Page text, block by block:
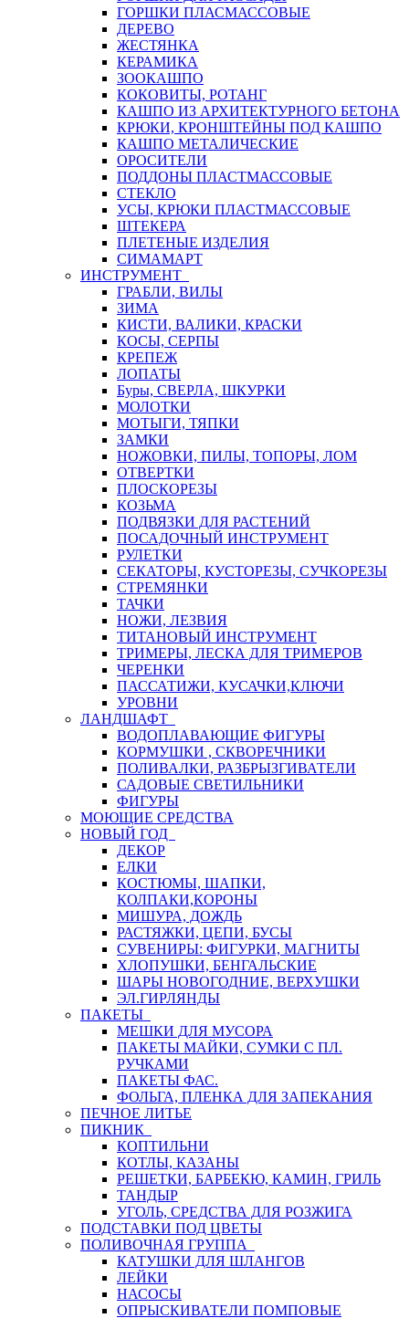
ГОРШКИ ПЛАСМАССОВЫЕ
ДЕРЕВО
ЖЕСТЯНКА
КЕРАМИКА
ЗООКАШПО
КОКОВИТЫ, РОТАНГ
КАШПО ИЗ АРХИТЕКТУРНОГО БЕТОНА
КРЮКИ, КРОНШТЕЙНЫ ПОД КАШПО
КАШПО МЕТАЛИЧЕСКИЕ
ОРОСИТЕЛИ
ПОДДОНЫ ПЛАСТМАССОВЫЕ
СТЕКЛО
УСЫ, КРЮКИ ПЛАСТМАССОВЫЕ
ШТЕКЕРА
ПЛЕТЕНЫЕ ИЗДЕЛИЯ
СИМАМАРТ
ИНСТРУМЕНТ
ГРАБЛИ, ВИЛЫ
ЗИМА
КИСТИ, ВАЛИКИ, КРАСКИ
КОСЫ, СЕРПЫ
КРЕПЕЖ
ЛОПАТЫ
Буры, СВЕРЛА, ШКУРКИ
МОЛОТКИ
МОТЫГИ, ТЯПКИ
ЗАМКИ
НОЖОВКИ, ПИЛЫ, ТОПОРЫ, ЛОМ
ОТВЕРТКИ
ПЛОСКОРЕЗЫ
КОЗЬМА
ПОДВЯЗКИ ДЛЯ РАСТЕНИЙ
ПОСАДОЧНЫЙ ИНСТРУМЕНТ
РУЛЕТКИ
СЕКАТОРЫ, КУСТОРЕЗЫ, СУЧКОРЕЗЫ
СТРЕМЯНКИ
ТАЧКИ
НОЖИ, ЛЕЗВИЯ
ТИТАНОВЫЙ ИНСТРУМЕНТ
ТРИМЕРЫ, ЛЕСКА ДЛЯ ТРИМЕРОВ
ЧЕРЕНКИ
ПАССАТИЖИ, КУСАЧКИ,КЛЮЧИ
УРОВНИ
ЛАНДШАФТ
ВОДОПЛАВАЮЩИЕ ФИГУРЫ
КОРМУШКИ , СКВОРЕЧНИКИ
ПОЛИВАЛКИ, РАЗБРЫЗГИВАТЕЛИ
САДОВЫЕ СВЕТИЛЬНИКИ
ФИГУРЫ
МОЮЩИЕ СРЕДСТВА
НОВЫЙ ГОД
ДЕКОР
ЕЛКИ
КОСТЮМЫ, ШАПКИ,
КОЛПАКИ,КОРОНЫ
МИШУРА, ДОЖДЬ
РАСТЯЖКИ, ЦЕПИ, БУСЫ
СУВЕНИРЫ: ФИГУРКИ, МАГНИТЫ
ХЛОПУШКИ, БЕНГАЛЬСКИЕ
ШАРЫ НОВОГОДНИЕ, ВЕРХУШКИ
ЭЛ.ГИРЛЯНДЫ
ПАКЕТЫ
МЕШКИ ДЛЯ МУСОРА
ПАКЕТЫ МАЙКИ, СУМКИ С ПЛ.
РУЧКАМИ
ПАКЕТЫ ФАС.
ФОЛЬГА, ПЛЕНКА ДЛЯ ЗАПЕКАНИЯ
ПЕЧНОЕ ЛИТЬЕ
ПИКНИК
КОПТИЛЬНИ
КОТЛЫ, КАЗАНЫ
РЕШЕТКИ, БАРБЕКЮ, КАМИН, ГРИЛЬ
ТАНДЫР
УГОЛЬ, СРЕДСТВА ДЛЯ РОЗЖИГА
ПОДСТАВКИ ПОД ЦВЕТЫ
ПОЛИВОЧНАЯ ГРУППА
КАТУШКИ ДЛЯ ШЛАНГОВ
ЛЕЙКИ
НАСОСЫ
ОПРЫСКИВАТЕЛИ ПОМПОВЫЕ